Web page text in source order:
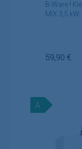
B-Ware !
MIX 3,5 kW
Regulärer
59,90 €
A